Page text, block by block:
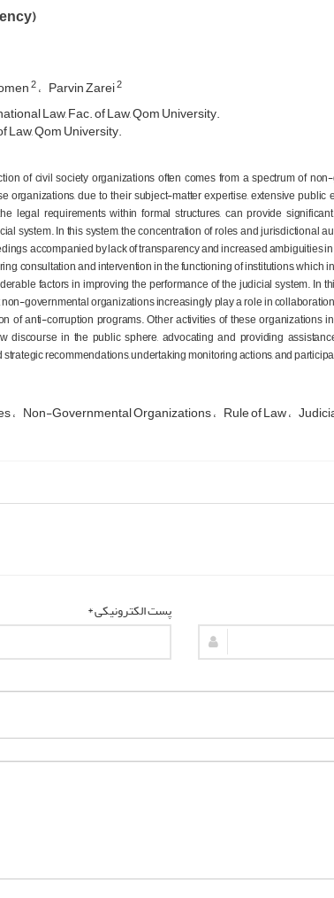
2 Parvin Zarei2
Law, Fac. of Law, Qom University.
Law, Qom University.
of civil society organizations often comes from a spectrum of
organizations, due to their subject-matter expertise, extensive
legal requirements within formal structures, can provide
system. In this system, the concentration of roles and jurisdictional
accompaniedbylackoftransparencyandincreasedambiguitiesin
consultation, and interventionin the functioning of institutions, which
factors in improving the performance of the judicial system. In
governmental organizations increasingly play a role in
of anti-corruption programs. Other activities of these organizations
in the public sphere, advocating and providing
recommendations, undertaking monitoring actions, and
Non-Governmental Organizations Rule of Law
پست الکترونیکی *